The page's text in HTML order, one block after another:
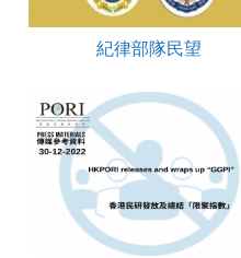
紀律部隊民望